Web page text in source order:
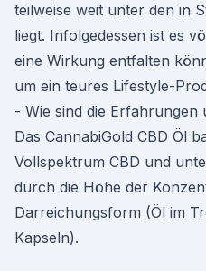
teilweise weit unter den in
liegt. Infolgedessen ist es
eine Wirkung entfalten
um ein teures Lifestyle-
- Wie sind die Erfahrungen
Das CannabiGold CBD Öl
Vollspektrum CBD und
durch die Höhe der
Darreichungsform (Öl im
Kapseln).